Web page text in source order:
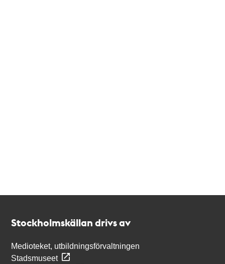
Stockholmskällan drivs av
Medioteket, utbildningsförvaltningen
Stadsmuseet